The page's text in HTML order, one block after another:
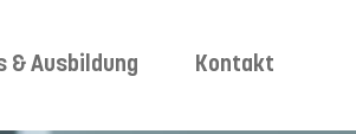
& Ausbildung Kontakt